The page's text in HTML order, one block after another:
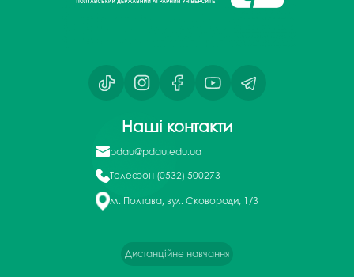
Наші контакти
pdau@pdau.edu.ua
Телефон (0532) 500273
м. Полтава, вул. Сковороди, 1/3
Дистанційне навчання